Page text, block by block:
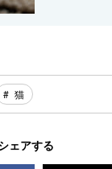
猫
ェアする